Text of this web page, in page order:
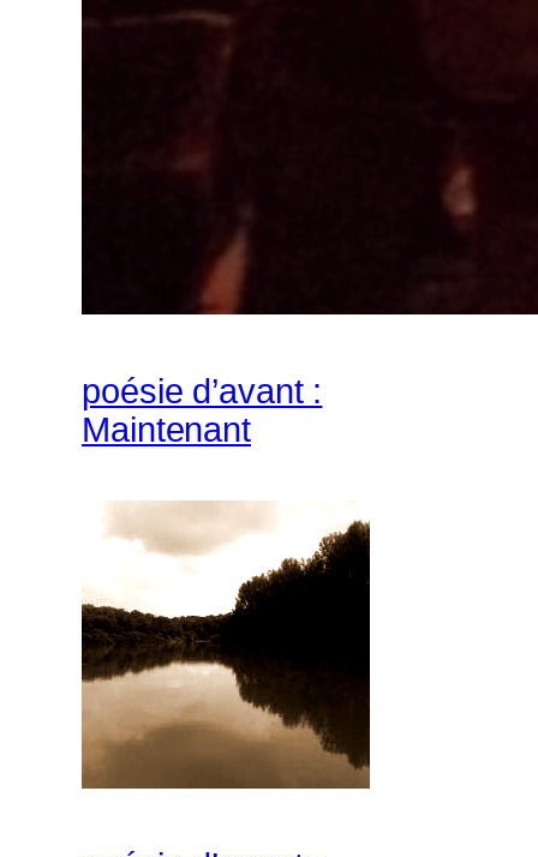
poésie d’avant :
Maintenant